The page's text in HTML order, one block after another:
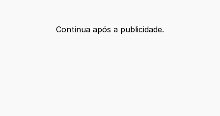
Continua após a publicidade.